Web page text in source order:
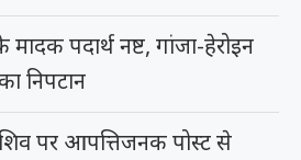
पदार्थ नष्ट, गांजा-हेरोइन
निपटान
पर आपत्तिजनक पोस्ट से